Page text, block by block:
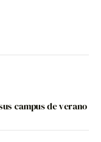
campus de verano